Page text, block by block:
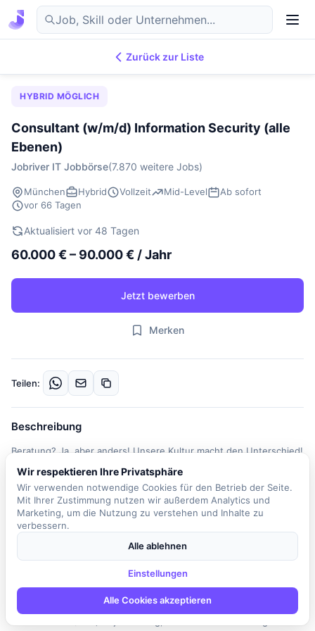
DE
Zurück zur Liste
HYBRID MÖGLICH
Consultant (w/m/d) Information Security (alle
Ebenen)
Jobriver IT Jobbörse(7.870 weitere Jobs)
München Hybrid Vollzeit Mid-Level
Ab sofort
vor 66 Tagen
Aktualisiert vor 48 Tagen
60.000 € – 90.000 € / Jahr
Jetzt bewerben
Merken
Teilen:
Beschreibung
Beratung? Ja, aber anders! Unsere Kultur macht den Unterschied!
Als unabhängige, internationale Managementberatung begegnen
wir täglich spannenden Aufgaben und Kunden. Durch individuelle
Stärken und Talente sowie umfassende Expertise wachsen wir
über uns hinaus. Wir nehmen Herausforderungen an – als Team
auf Augenhöhe. Freundschaftlich und mit Humor. In dieser
Position berätst du unsere Kunden über alle Branchen hinweg
zum optimalen Einsatz von Security Lösungen im Bereich Cyber
Security und Information Security. Du wirst Teil eines
dynamischen Teams, das sich durch eine freundliche und
kooperative Arbeitsatmosphäre auszeichnet. Deine Aufgaben
Wir respektieren Ihre Privatsphäre
Wir verwenden notwendige Cookies für den Betrieb der Seite.
Mit Ihrer Zustimmung nutzen wir außerdem Analytics und
Marketing, um die Nutzung zu verstehen und Inhalte zu
verbessern.
Alle ablehnen
Einstellungen
Alle Cookies akzeptieren